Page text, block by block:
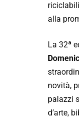
alla
La 32ª
novità,
palazzi
d’arte,